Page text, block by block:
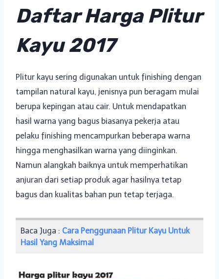
Daftar Harga Plitur
Kayu 2017
Plitur kayu sering digunakan untuk finishing dengan
tampilan natural kayu, jenisnya pun beragam mulai
berupa kepingan atau cair. Untuk mendapatkan
hasil warna yang bagus biasanya pekerja atau
pelaku finishing mencampurkan beberapa warna
hingga menghasilkan warna yang diinginkan.
Namun alangkah baiknya untuk memperhatikan
anjuran dari setiap produk agar hasilnya tetap
bagus dan kualitas bahan pun tetap terjaga.
Baca Juga : Cara Penggunaan Plitur Kayu Untuk
Hasil Yang Maksimal